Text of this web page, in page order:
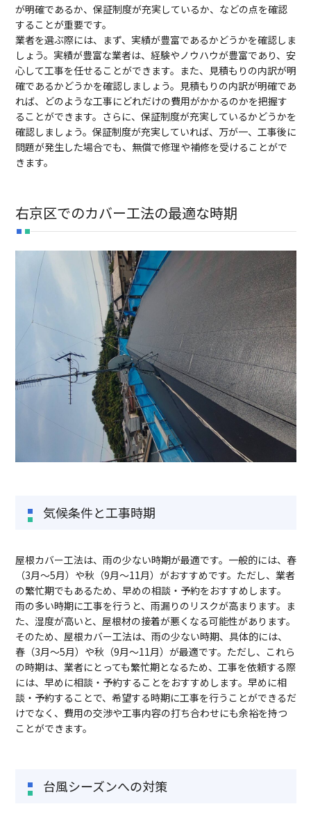
が明確であるか、保証制度が充実しているか、などの点を確認
することが重要です。
業者を選ぶ際には、まず、実績が豊富であるかどうかを確認しま
しょう。実績が豊富な業者は、経験やノウハウが豊富であり、安
心して工事を任せることができます。また、見積もりの内訳が明
確であるかどうかを確認しましょう。見積もりの内訳が明確であ
れば、どのような工事にどれだけの費用がかかるのかを把握す
ることができます。さらに、保証制度が充実しているかどうかを
確認しましょう。保証制度が充実していれば、万が一、工事後に
問題が発生した場合でも、無償で修理や補修を受けることがで
きます。
右京区でのカバー工法の最適な時期
気候条件と工事時期
屋根カバー工法は、雨の少ない時期が最適です。一般的には、春
（3月～5月）や秋（9月～11月）がおすすめです。ただし、業者
の繁忙期でもあるため、早めの相談・予約をおすすめします。
雨の多い時期に工事を行うと、雨漏りのリスクが高まります。ま
た、湿度が高いと、屋根材の接着が悪くなる可能性があります。
そのため、屋根カバー工法は、雨の少ない時期、具体的には、
春（3月～5月）や秋（9月～11月）が最適です。ただし、これら
の時期は、業者にとっても繁忙期となるため、工事を依頼する際
には、早めに相談・予約することをおすすめします。早めに相
談・予約することで、希望する時期に工事を行うことができるだ
けでなく、費用の交渉や工事内容の打ち合わせにも余裕を持つ
ことができます。
台風シーズンへの対策